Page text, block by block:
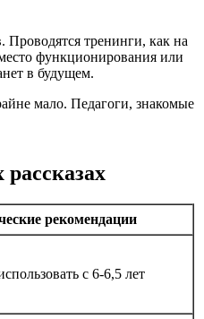
тренинги, как на
функционирования или
в будущем.
мало. Педагоги, знакомые
рекомендации
с 6-6,5 лет